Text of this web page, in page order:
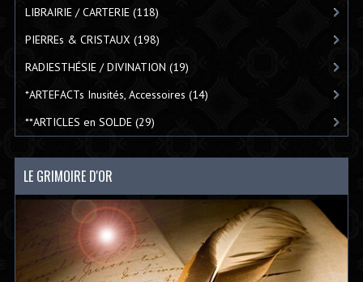
LIBRAIRIE / CARTERIE(118)
PIERREs & CRISTAUX (198)
RADIESTHÉSIE / DIVINATION (19)
*ARTEFACTs Inusités, Accessoires (14)
**ARTICLES en SOLDE(29)
LE GRIMOIRE D'OR